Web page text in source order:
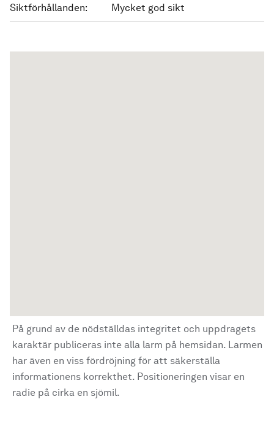
Siktförhållanden: Mycket god sikt
På grund av de nödställdas integritet och uppdragets
karaktär publiceras inte alla larm på hemsidan. Larmen
har även en viss fördröjning för att säkerställa
informationens korrekthet. Positioneringen visar en
radie på cirka en sjömil.